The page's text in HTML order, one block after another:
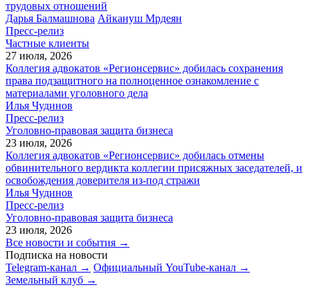
трудовых отношений
Дарья Балмашнова Айкануш Мрдеян
Пресс-релиз
Частные клиенты
27 июля, 2026
Коллегия адвокатов «Регионсервис» добилась сохранения
права подзащитного на полноценное ознакомление с
материалами уголовного дела
Илья Чудинов
Пресс-релиз
Уголовно-правовая защита бизнеса
23 июля, 2026
Коллегия адвокатов «Регионсервис» добилась отмены
обвинительного вердикта коллегии присяжных заседателей, и
освобождения доверителя из-под стражи
Илья Чудинов
Пресс-релиз
Уголовно-правовая защита бизнеса
23 июля, 2026
Все новости и события →
Подписка на новости
Telegram-канал → Официальный YouTube-канал →
Земельный клуб →